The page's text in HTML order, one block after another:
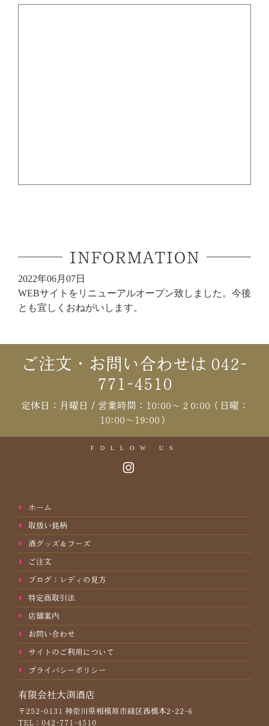
INFORMATION
2022年06月07日
WEBサイトをリニューアルオープン致しました。今後
とも宜しくおねがいします。
ご注文・お問い合わせは 042-
771-4510
定休日：月曜日 / 営業時間：10:00〜２0:00（日曜：
10:00〜19:00）
FOLLOW US
ホーム
取扱い銘柄
酒グッズ＆フーズ
ご注文
ブログ：レディの見方
特定商取引法
店舗案内
お問い合わせ
サイトのご利用について
プライバシーポリシー
有限会社大渕酒店
〒252-0131 神奈川県相模原市緑区西橋本2-22-6
TEL：042-771-4510